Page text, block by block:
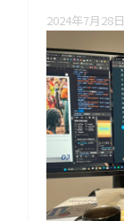
2024年7月28日